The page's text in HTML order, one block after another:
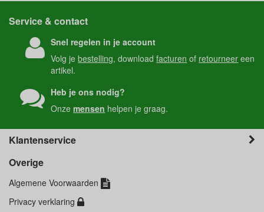
Service & contact
Snel regelen in je account
Volg jebestelling, downloadfacturen of retourneer een
artikel.
Heb je ons nodig?
Onzemensen helpen je graag.
Klantenservice
Overige
Algemene Voorwaarden
Privacy verklaring